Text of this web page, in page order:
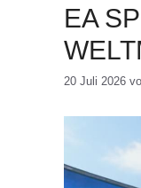
EA
20 Juli 2026